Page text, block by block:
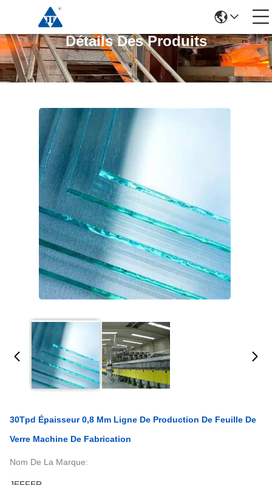
Détails Des Produits
30Tpd Épaisseur 0,8 Mm Ligne De Production De Feuille De
Verre Machine De Fabrication
Nom De La Marque: